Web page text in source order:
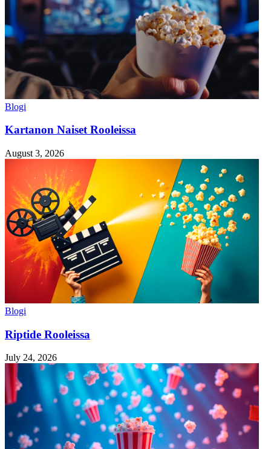
Blogi
Kartanon Naiset Rooleissa
August 3, 2026
Blogi
Riptide Rooleissa
July 24, 2026